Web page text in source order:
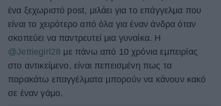
Hautes Grecians
Γάμος
Market News
ένα ξεχωριστό post, μιλάει για το επάγγελμα που
είναι το χειρότερο από όλα για έναν άνδρα όταν
σκοπεύει να παντρευτεί μια γυναίκα. Η
@Jettiegirl28 με πάνω από 10 χρόνια εμπειρίας
στο αντικείμενο, είναι πεπεισμένη πως τα
παρακάτω επαγγέλματα μπορούν να κάνουν κακό
σε έναν γάμο.